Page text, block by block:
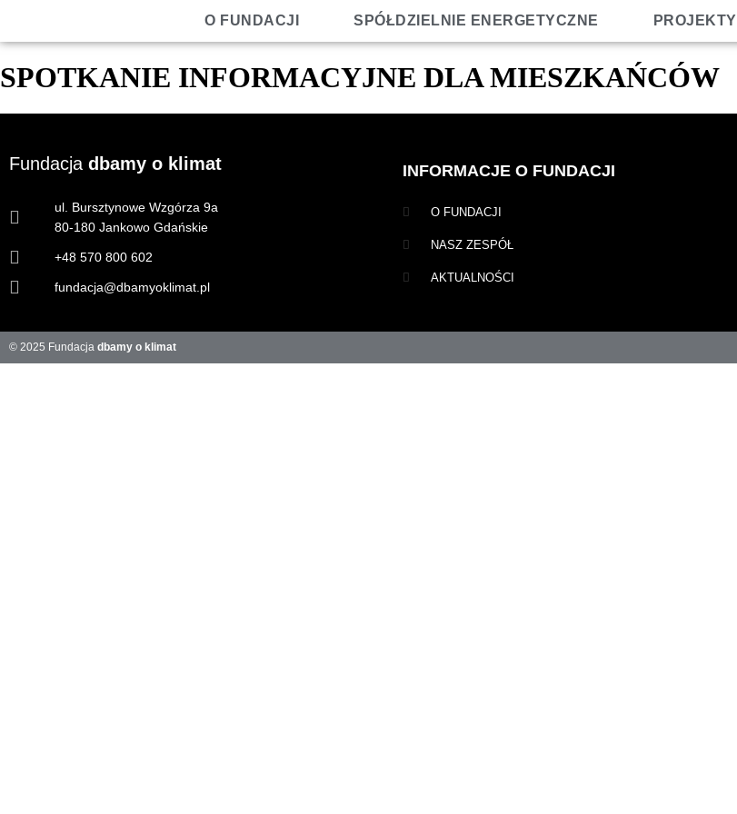
O FUNDACJI SPÓŁDZIELNIE ENERGETYCZNE PROJEKTY
SPOTKANIE INFORMACYJNE DLA MIESZKAŃCÓW
Fundacja dbamy o klimat
ul. Bursztynowe Wzgórza 9a
80-180 Jankowo Gdańskie
+48 570 800 602
fundacja@dbamyoklimat.pl
INFORMACJE O FUNDACJI
O FUNDACJI
NASZ ZESPÓŁ
AKTUALNOŚCI
© 2025 Fundacja dbamy o klimat